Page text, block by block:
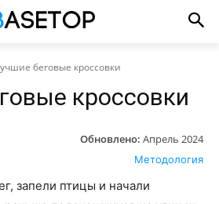
беговые кроссовки
кроссовки
Обновлено: Апрель 2024
Методология
запели птицы и начали